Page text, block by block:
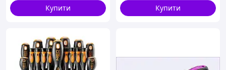
Вироблено компаниією HAZET в Німеччині
Купити Купити